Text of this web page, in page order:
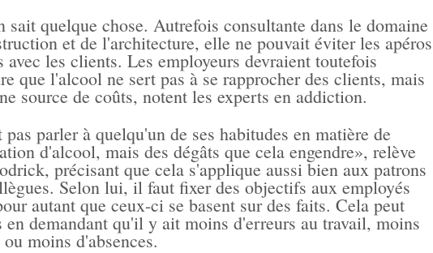
sait quelque chose. Autrefois consultante dans le domaine
et de l'architecture, elle ne pouvait éviter les apéros
avec les clients. Les employeurs devraient toutefois
que l'alcool ne sert pas à se rapprocher des clients, mais
source de coûts, notent les experts en addiction.
parler à quelqu'un de ses habitudes en matière de
d'alcool, mais des dégâts que cela engendre», relève
précisant que cela s'applique aussi bien aux patrons
Selon lui, il faut fixer des objectifs aux employés
autant que ceux-ci se basent sur des faits. Cela peut
en demandant qu'il y ait moins d'erreurs au travail, moins
moins d'absences.